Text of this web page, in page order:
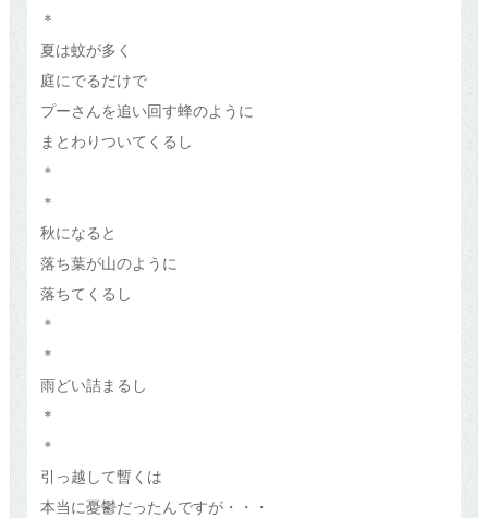
＊
夏は蚊が多く
庭にでるだけで
プーさんを追い回す蜂のように
まとわりついてくるし
＊
＊
秋になると
落ち葉が山のように
落ちてくるし
＊
＊
雨どい詰まるし
＊
＊
引っ越して暫くは
本当に憂鬱だったんですが・・・